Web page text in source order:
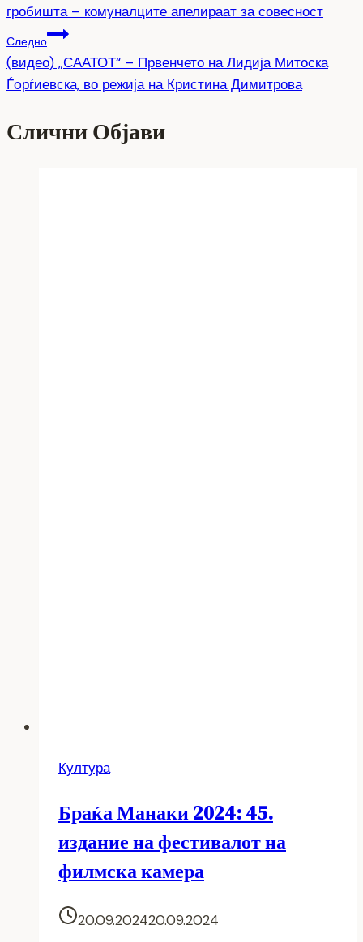
гробишта – комуналците апелираат за совесност
Следно
(видео) „СААТОТ“ – Првенчето на Лидија Митоска
Ѓoрѓиевска, во режија на Кристина Димитрова
Слични Објави
Култура
Браќа Манаки 2024: 45.
издание на фестивалот на
филмска камера
20.09.202420.09.2024